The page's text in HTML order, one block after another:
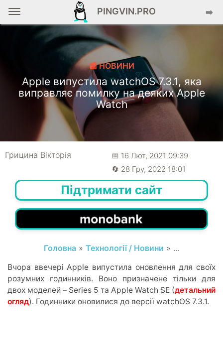
PINGVIN.PRO ➡️
📰 НОВИНИ
Apple випустила watchOS 7.3.1, яка
виправляє помилку на деяких Apple
Watch
Грицина Вікторія
📅 16 Лют, 2021 09:39
🔄 28 Гру, 2022 18:01
Підтримати сайт
Головна » Технології / Новини » ...
Вчора ввечері Apple випустила оновлення для своїх
розумних годинників. Воно призначене тільки для
двох моделей – Series 5 та Apple Watch SE (детальний
огляд). Годинники оновилися до версії watchOS 7.3.1.